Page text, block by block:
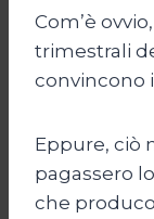
Com’è
trimestrali
convincono
Eppure, ciò
pagassero
che